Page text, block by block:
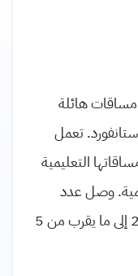
مساقات هائلة
تعمل
التعليمية
وصل عدد
المسجلين في مساقاتها في أكتوبر 2026 إلى ما يقرب من 5